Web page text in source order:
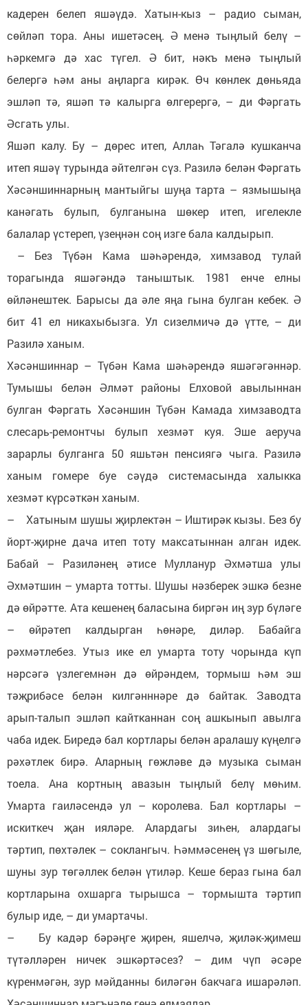
кадерен белеп яшәүдә. Хатын-кыз – радио сыман,
сөйләп тора. Аны ишетәсең. Ә менә тыңлый белү –
һәркемгә дә хас түгел. Ә бит, нәкъ менә тыңлый
белергә һәм аны аңларга кирәк. Өч көнлек дөньяда
эшләп тә, яшәп тә калырга өлгерергә, – ди Фәргать
Әсгать улы.
Яшәп калу. Бу – дөрес итеп, Аллаһ Тәгалә кушканча
итеп яшәү турында әйтелгән сүз. Разилә белән Фәргать
Хәсәншиннарның мантыйгы шуңа тарта – язмышыңа
канәгать булып, булганына шөкер итеп, игелекле
балалар үстереп, үзеңнән соң изге бала калдырып.
– Без Түбән Кама шәһәрендә, химзавод тулай
торагында яшәгәндә таныштык. 1981 енче елны
өйләнештек. Барысы да әле яңа гына булган кебек. Ә
бит 41 ел никахыбызга. Ул сизелмичә дә үтте, – ди
Разилә ханым.
Хәсәншиннар – Түбән Кама шәһәрендә яшәгәгәннәр.
Тумышы белән Әлмәт районы Елховой авылыннан
булган Фәргать Хәсәншин Түбән Камада химзаводта
слесарь-ремонтчы булып хезмәт куя. Эше аеруча
зарарлы булганга 50 яшьтән пенсиягә чыга. Разилә
ханым гомере буе сәүдә системасында халыкка
хезмәт күрсәткән ханым.
– Хатыным шушы җирлектән – Иштирәк кызы. Без бу
йорт-җирне дача итеп тоту максатыннан алган идек.
Бабай – Разиләнең әтисе Мулланур Әхмәтша улы
Әхмәтшин – умарта тотты. Шушы нәзберек эшкә безне
дә өйрәтте. Ата кешенең баласына биргән иң зур бүләге
– өйрәтеп калдырган һөнәре, диләр. Бабайга
рәхмәтлебез. Утыз ике ел умарта тоту чорында күп
нәрсәгә үзлегемнән дә өйрәндем, тормыш һәм эш
тәҗрибәсе белән килгәнннәре дә байтак. Заводта
арып-талып эшләп кайтканнан соң ашкынып авылга
чаба идек. Биредә бал кортлары белән аралашу күңелгә
рәхәтлек бирә. Аларның гөжләве дә музыка сыман
тоела. Ана кортның авазын тыңлый белү мөһим.
Умарта гаиләсендә ул – королева. Бал кортлары –
искиткеч җан ияләре. Алардагы зиһен, алардагы
тәртип, пөхтәлек – соклангыч. Һәммәсенең үз шөгыле,
шуны зур төгәллек белән үтиләр. Кеше бераз гына бал
кортларына охшарга тырышса – тормышта тәртип
булыр иде, – ди умартачы.
– Бу кадәр бәрәңге җирен, яшелчә, җиләк-җимеш
түтәлләрен ничек эшкәртәсез? – дим чүп әсәре
күренмәгән, зур мәйданны биләгән бакчага ишарәләп.